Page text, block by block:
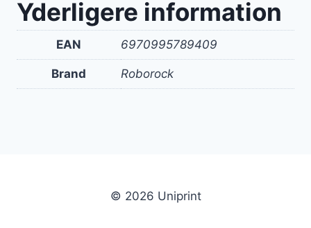
Yderligere information
EAN 6970995789409
Brand Roborock
© 2026 Uniprint